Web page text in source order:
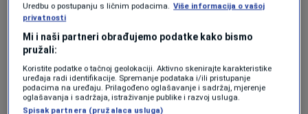
INDUSTRIJE Forbes Hrvatska
Treći unikatni Bugatti nazvan je po vrsti
srednjovjekovnog viteškog konja i visok samo
metar
NAUKA Forbes BiH
Srednjoškolci u Danskoj će pismene radove
Uredbu o postupanju s ličnim podacima. Više informacija o vašoj
privatnosti
Mi i naši partneri obrađujemo podatke kako bismo
pružali:
Koristite podatke o tačnoj geolokaciji. Aktivno skenirajte karakteristike
uređaja radi identifikacije. Spremanje podataka i/ili pristupanje
podacima na uređaju. Prilagođeno oglašavanje i sadržaj, mjerenje
oglašavanja i sadržaja, istraživanje publike i razvoj usluga.
Spisak partnera (pružalaca usluga)